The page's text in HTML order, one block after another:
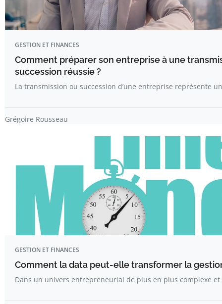
GESTION ET FINANCES
Comment préparer son entreprise à une
succession réussie ?
La transmission ou succession d’une entreprise représente
Grégoire Rousseau
GESTION ET FINANCES
Comment la data peut-elle transformer la
Dans un univers entrepreneurial de plus en plus complexe